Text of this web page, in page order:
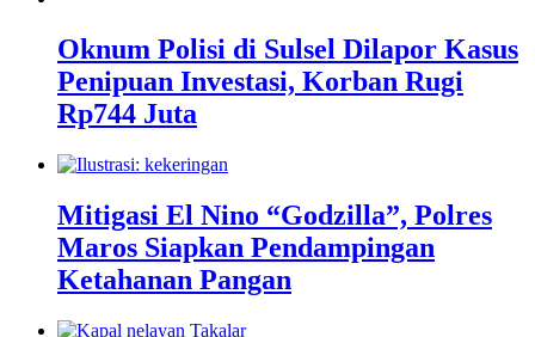
Oknum Polisi di Sulsel Dilapor Kasus
Penipuan Investasi, Korban Rugi
Rp744 Juta
Mitigasi El Nino “Godzilla”, Polres
Maros Siapkan Pendampingan
Ketahanan Pangan